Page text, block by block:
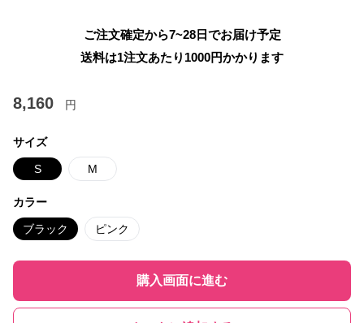
ご注文確定から7~28日でお届け予定
送料は1注文あたり 1000円かかります
8,160 円
サイズ
S M
カラー
ブラック ピンク
購入画面に進む